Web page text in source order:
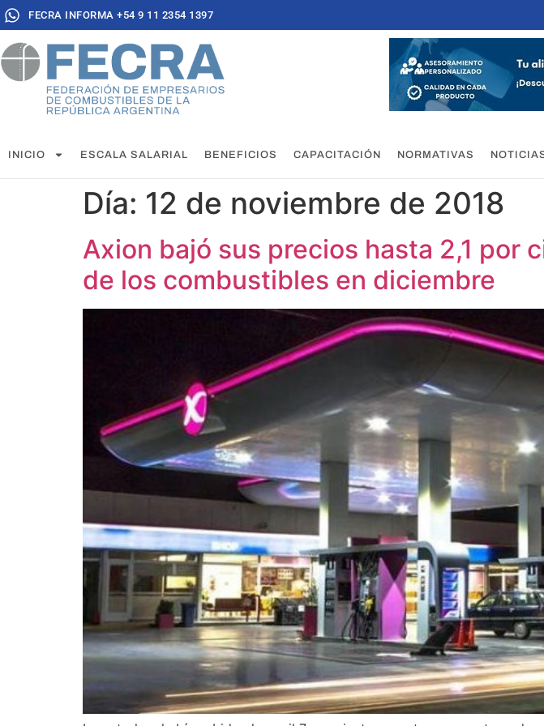
FECRA INFORMA +54 9 11 2354 1397
INICIO ESCALA SALARIAL BENEFICIOS CAPACITACIÓN NORMATIVAS
Día: 12 de noviembre de 2018
Axion bajó sus precios hasta 2,1 por
de los combustibles en diciembre